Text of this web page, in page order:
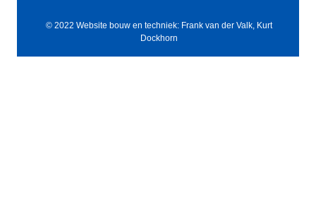
© 2022 Website bouw en techniek: Frank van der Valk, Kurt
Dockhorn